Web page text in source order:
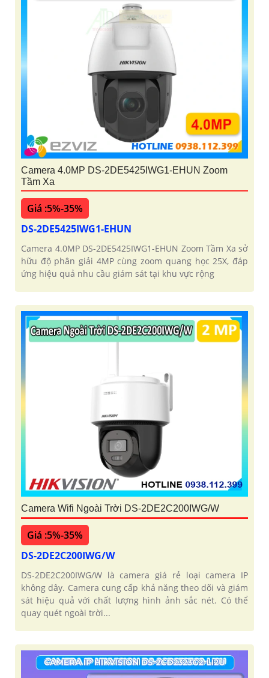
Camera 4.0MP DS-2DE5425IWG1-EHUN Zoom
Tầm Xa
Giá :5%-35%
DS-2DE5425IWG1-EHUN
Camera 4.0MP DS-2DE5425IWG1-EHUN Zoom Tầm Xa sở
hữu độ phân giải 4MP cùng zoom quang học 25X, đáp
ứng hiệu quả nhu cầu giám sát tại khu vực rộng
Camera Wifi Ngoài Trời DS-2DE2C200IWG/W
Giá :5%-35%
DS-2DE2C200IWG/W
DS-2DE2C200IWG/W là camera giá rẻ loại camera IP
không dây. Camera cung cấp khả năng theo dõi và giám
sát hiệu quả với chất lượng hình ảnh sắc nét. Có thể
quay quét ngoài trời...